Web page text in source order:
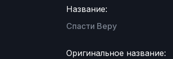
Название:
Спасти Веру
Оригинальное название: